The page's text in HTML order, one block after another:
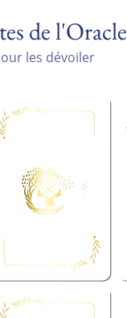
de l'Oracle
les dévoiler